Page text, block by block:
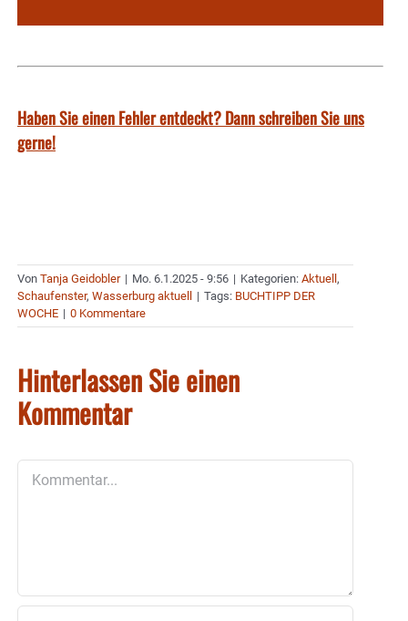
Haben Sie einen Fehler entdeckt? Dann schreiben Sie uns
gerne!
Von Tanja Geidobler | Mo. 6.1.2025 - 9:56 | Kategorien: Aktuell ,
Schaufenster, Wasserburg aktuell | Tags: BUCHTIPP DER
WOCHE | 0 Kommentare
Hinterlassen Sie einen
Kommentar